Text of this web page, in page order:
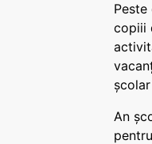
Peste
copiii
An